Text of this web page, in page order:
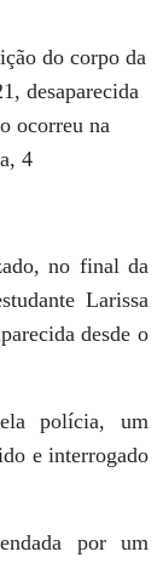
do corpo da
desaparecida
ocorreu na
4
no final da
Larissa
desde o
polícia, um
e interrogado
por um